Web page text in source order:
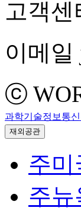
고객센
이메일
ⓒ
과학기술정보통
재외공관
주미
주뉴